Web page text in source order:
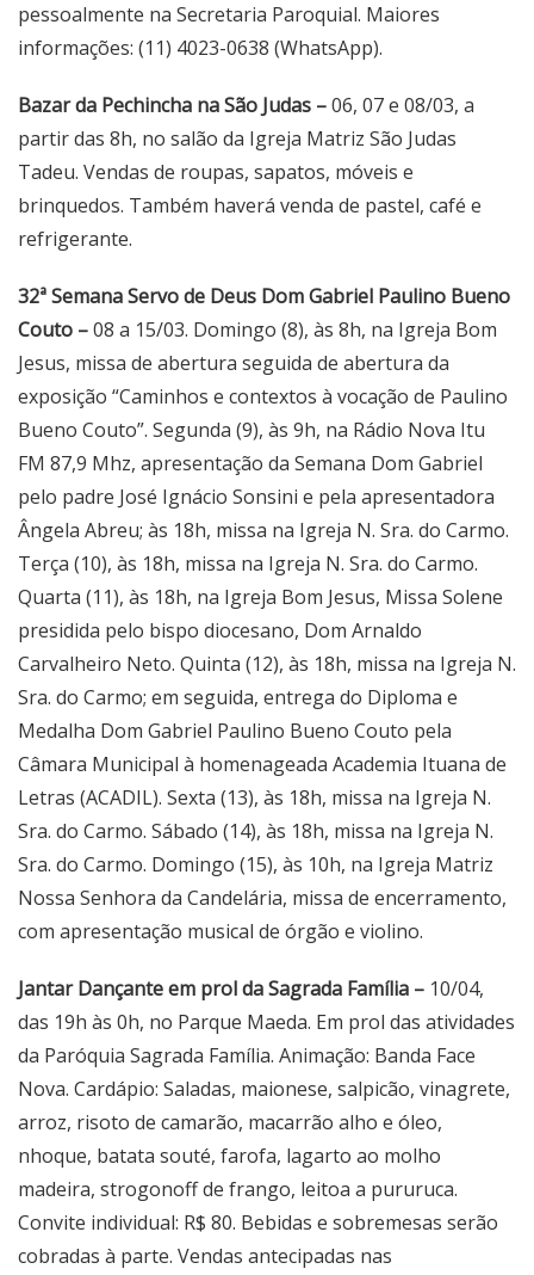
pessoalmente na Secretaria Paroquial. Maiores
informações: (11) 4023-0638 (WhatsApp).
Bazar da Pechincha na São Judas –06, 07 e 08/03, a
partir das 8h, no salão da Igreja Matriz São Judas
Tadeu. Vendas de roupas, sapatos, móveis e
brinquedos. Também haverá venda de pastel, café e
refrigerante.
32ª Semana Servo de Deus Dom Gabriel Paulino Bueno
Couto –08 a 15/03. Domingo (8), às 8h, na Igreja Bom
Jesus, missa de abertura seguida de abertura da
exposição “Caminhos e contextos à vocação de Paulino
Bueno Couto”. Segunda (9), às 9h, na Rádio Nova Itu
FM 87,9 Mhz, apresentação da Semana Dom Gabriel
pelo padre José Ignácio Sonsini e pela apresentadora
Ângela Abreu; às 18h, missa na Igreja N. Sra. do Carmo.
Terça (10), às 18h, missa na Igreja N. Sra. do Carmo.
Quarta (11), às 18h, na Igreja Bom Jesus, Missa Solene
presidida pelo bispo diocesano, Dom Arnaldo
Carvalheiro Neto. Quinta (12), às 18h, missa na Igreja N.
Sra. do Carmo; em seguida, entrega do Diploma e
Medalha Dom Gabriel Paulino Bueno Couto pela
Câmara Municipal à homenageada Academia Ituana de
Letras (ACADIL). Sexta (13), às 18h, missa na Igreja N.
Sra. do Carmo. Sábado (14), às 18h, missa na Igreja N.
Sra. do Carmo. Domingo (15), às 10h, na Igreja Matriz
Nossa Senhora da Candelária, missa de encerramento,
com apresentação musical de órgão e violino.
Jantar Dançante em prol da Sagrada Família – 10/04,
das 19h às 0h, no Parque Maeda. Em prol das atividades
da Paróquia Sagrada Família. Animação: Banda Face
Nova. Cardápio: Saladas, maionese, salpicão, vinagrete,
arroz, risoto de camarão, macarrão alho e óleo,
nhoque, batata souté, farofa, lagarto ao molho
madeira, strogonoff de frango, leitoa a pururuca.
Convite individual: R$ 80. Bebidas e sobremesas serão
cobradas à parte. Vendas antecipadas nas